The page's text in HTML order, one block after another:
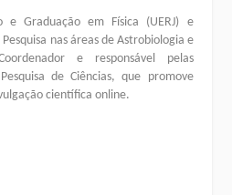
Graduação em Física (UERJ) e
nas áreas de Astrobiologia e
e responsável pelas
de Ciências, que promove
científica online.